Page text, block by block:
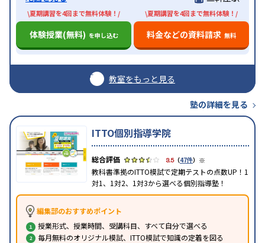
\夏期講習を4回まで無料体験！/
体験授業(無料) を申し込む
\夏期講習を4回まで無料体験！/
料金などの資料請求 無料
教室をもっと見る
塾の詳細を見る
ITTO個別指導学院
3.5（47件） ※
教科書準拠のITTO模試で定期テストの点数UP！1
対1、1対2、1対3から選べる個別指導塾！
編集部のおすすめポイント
授業形式、授業時間、受講科目、すべて自分で選べる
毎月無料のオリジナル模試、ITTO模試で知識の定着を図る